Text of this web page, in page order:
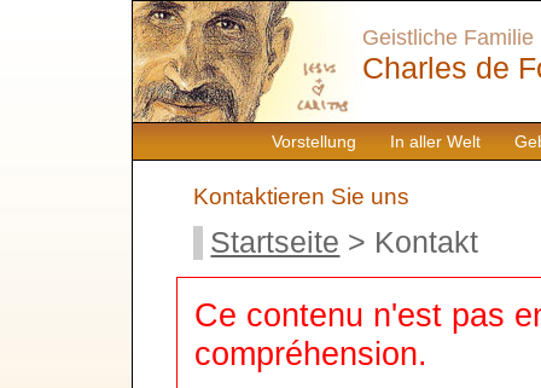
Vorstellung In aller Welt
Geistliche Familie
Charles de
Kontaktieren Sie uns
Startseite > Kontakt
Ce contenu n'est pas
compréhension.